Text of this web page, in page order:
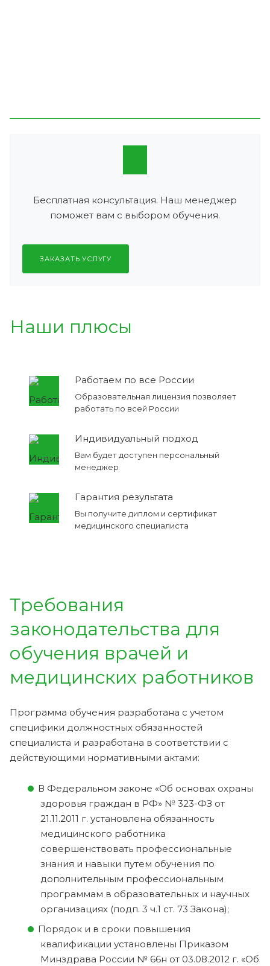
Бесплатная консультация. Наш менеджер
поможет вам с выбором обучения.
ЗАКАЗАТЬ УСЛУГУ
Наши плюсы
Работаем по все России
Образовательная лицензия позволяет
работать по всей России
Индивидуальный подход
Вам будет доступен персональный
менеджер
Гарантия результата
Вы получите диплом и сертификат
медицинского специалиста
Требования
законодательства для
обучения врачей и
медицинских работников
Программа обучения разработана с учетом
специфики должностных обязанностей
специалиста и разработана в соответствии с
действующими нормативными актами:
В Федеральном законе «Об основах охраны
здоровья граждан в РФ» № 323-ФЗ от
21.11.2011 г. установлена обязанность
медицинского работника
совершенствовать профессиональные
знания и навыки путем обучения по
дополнительным профессиональным
программам в образовательных и научных
организациях (подп. 3 ч.1 ст. 73 Закона);
Порядок и в сроки повышения
квалификации установлены Приказом
Минздрава России № 66н от 03.08.2012 г. «Об